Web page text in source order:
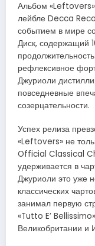
Альбом
лейбле Decca
событием в мире
Диск, содержащий
рефлексивное
Джуриоли
повседневные
созерцательности.
Успех релиза
«Leftovers» не
Official Classical
удерживается в
Джуриоли это уже
классических
занимал первую
«Tutto E’
Великобритании и